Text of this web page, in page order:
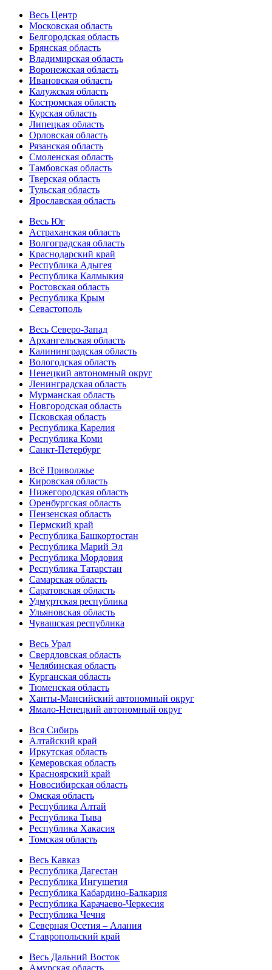
Весь Центр
Московская область
Белгородская область
Брянская область
Владимирская область
Воронежская область
Ивановская область
Калужская область
Костромская область
Курская область
Липецкая область
Орловская область
Рязанская область
Смоленская область
Тамбовская область
Тверская область
Тульская область
Ярославская область
Весь Юг
Астраханская область
Волгоградская область
Краснодарский край
Республика Адыгея
Республика Калмыкия
Ростовская область
Республика Крым
Севастополь
Весь Северо-Запад
Архангельская область
Калининградская область
Вологодская область
Ненецкий автономный округ
Ленинградская область
Мурманская область
Новгородская область
Псковская область
Республика Карелия
Республика Коми
Санкт-Петербург
Всё Приволжье
Кировская область
Нижегородская область
Оренбургская область
Пензенская область
Пермский край
Республика Башкортостан
Республика Марий Эл
Республика Мордовия
Республика Татарстан
Самарская область
Саратовская область
Удмуртская республика
Ульяновская область
Чувашская республика
Весь Урал
Свердловская область
Челябинская область
Курганская область
Тюменская область
Ханты-Мансийский автономный округ
Ямало-Ненецкий автономный округ
Вся Сибирь
Алтайский край
Иркутская область
Кемеровская область
Красноярский край
Новосибирская область
Омская область
Республика Алтай
Республика Тыва
Республика Хакасия
Томская область
Весь Кавказ
Республика Дагестан
Республика Ингушетия
Республика Кабардино-Балкария
Республика Карачаево-Черкесия
Республика Чечня
Северная Осетия – Алания
Ставропольский край
Весь Дальний Восток
Амурская область